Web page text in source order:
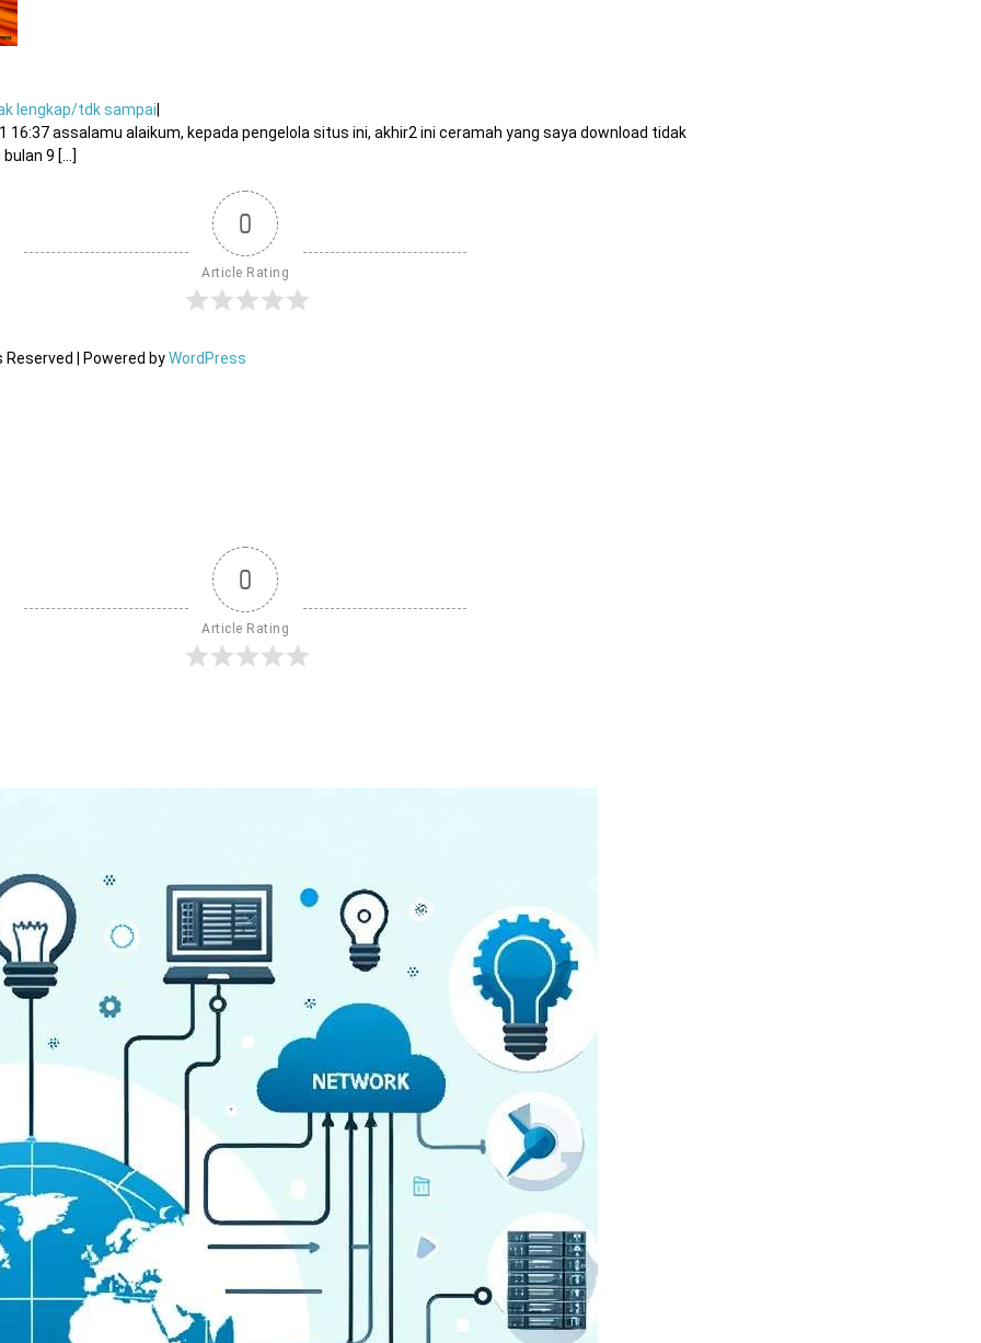
lengkap/tdk sampai
assalamu alaikum, kepada pengelola situs ini, akhir2 ini ceramah yang saya download tidak
9 [...]
0
Article Rating
Reserved | Powered byWordPress
0
Article Rating